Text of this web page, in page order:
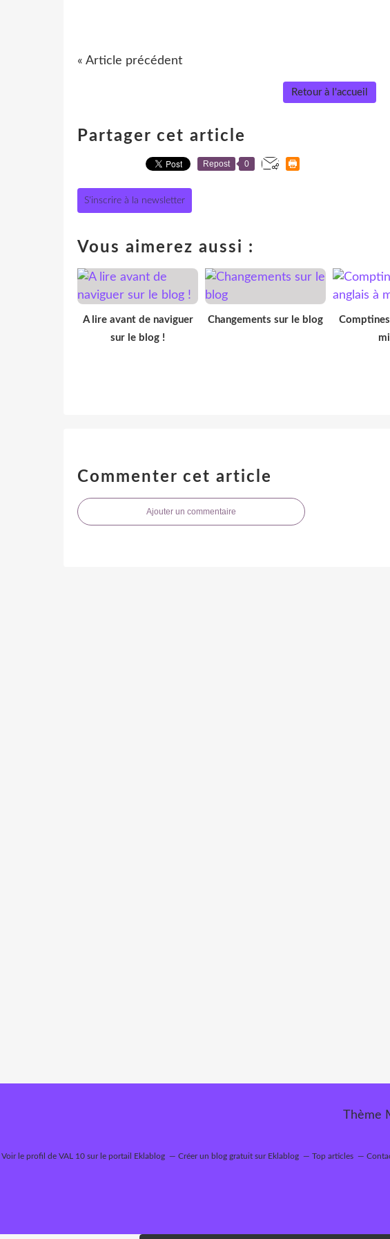
« Article précédent
Retour à l'accueil
Partager cet article
Repost 0
S'inscrire à la newsletter
Vous aimerez aussi :
A lire avant de naviguer
sur le blog !
Changements sur le blog
Commenter cet article
Ajouter un commentaire
Thème
Voir le profil de VAL 10 sur le portail Eklablog Créer un blog gratuit sur Eklablog Top articles